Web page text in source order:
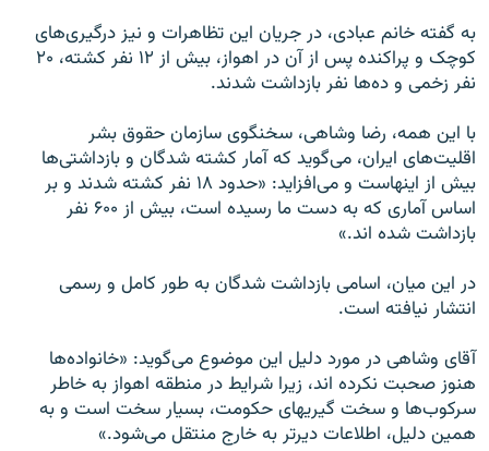
به گفته خانم عبادی، در جريان اين تظاهرات و نيز درگيری‌های
کوچک و پراکنده پس از آن در اهواز، بيش از ۱۲ نفر کشته، ۲۰
نفر زخمی و ده‌ها نفر بازداشت شدند.
با اين همه، رضا وشاهی، سخنگوی سازمان حقوق بشر
اقليت‌های ايران، می‌گويد که آمار کشته شدگان و بازداشتی‌ها
بيش از اينهاست و می‌افزايد: «حدود ۱۸ نفر کشته شدند و بر
اساس آماری که به دست ما رسيده است، بيش از ۶۰۰ نفر
بازداشت شده اند.»
در اين ميان، اسامی بازداشت شدگان به طور کامل و رسمی
انتشار نيافته است.
آقای وشاهی در مورد دليل اين موضوع می‌گويد: «خانواده‌ها
هنوز صحبت نکرده اند، زيرا شرايط در منطقه اهواز به خاطر
سرکوب‌ها و سخت گيریهای حکومت، بسيار سخت است و به
همين دليل، اطلاعات ديرتر به خارج منتقل می‌شود.»